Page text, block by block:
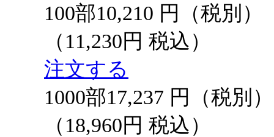
100部10,210 円（税別）
（11,230円 税込）
注文する
1000部17,237 円（税別）
（18,960円 税込）